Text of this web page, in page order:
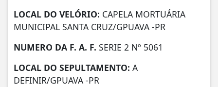
LOCAL DO VELÓRIO: CAPELA MORTUÁRIA
MUNICIPAL SANTA CRUZ/GPUAVA -PR
NUMERO DA F. A. F. SERIE 2 Nº 5061
LOCAL DO SEPULTAMENTO: A
DEFINIR/GPUAVA -PR